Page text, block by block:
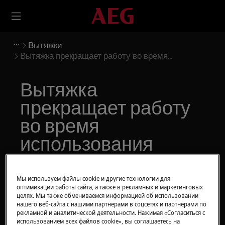
Вытяжки
Вытяжка прекращает работу во время
Вытяжка
прекращает работу
во время
использования
Возможные причины:
Сработал аварийный выключатель.
Мы используем файлы cookie и другие технологии для
оптимизации работы сайта, а также в рекламных и маркетинговых
целях. Мы также обмениваемся информацией об использовании
нашего веб-сайта с нашими партнерами в соцсетях и партнерами по
рекламной и аналитической деятельности. Нажимая «Согласиться с
использованием всех файлов cookie», вы соглашаетесь на